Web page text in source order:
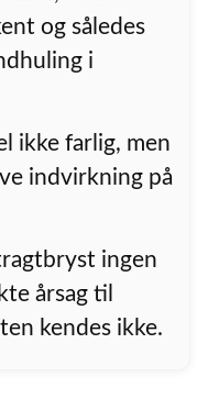
og således
i
ikke farlig, men
indvirkning på
ingen
årsag til
kendes ikke.